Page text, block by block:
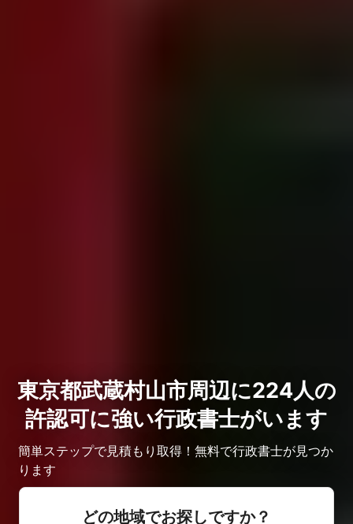
東京都武蔵村山市周辺に224人の
許認可に強い行政書士がいます
簡単ステップで見積もり取得！無料で行政書士が見つか
ります
どの地域でお探しですか？